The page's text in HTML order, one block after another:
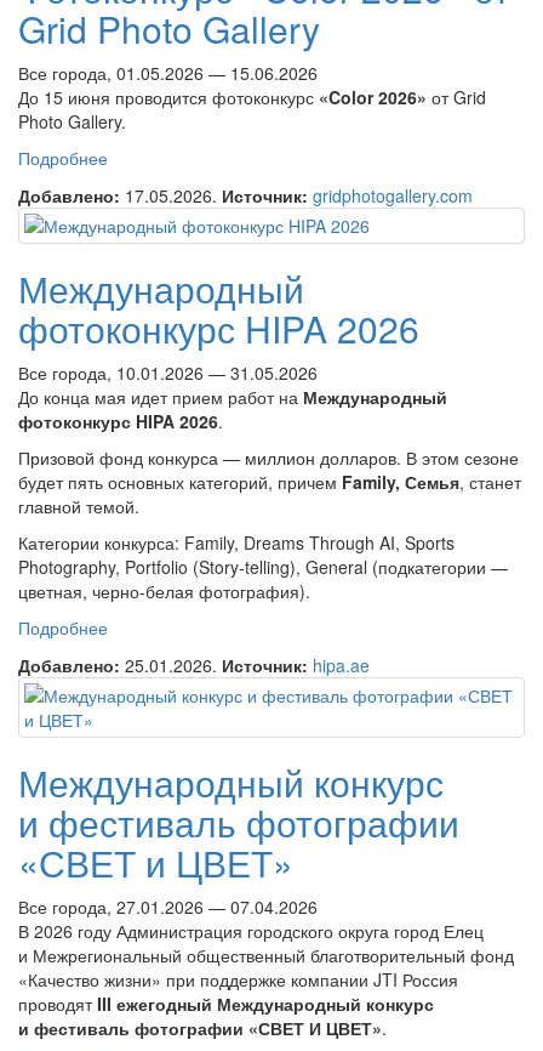
Grid Photo Gallery
Все города, 01.05.2026 — 15.06.2026
До 15 июня проводится фотоконкурс «Color 2026» от Grid
Photo Gallery.
Подробнее
Добавлено: 17.05.2026. Источник: gridphotogallery.com
Международный
фотоконкурс HIPA 2026
Все города, 10.01.2026 — 31.05.2026
До конца мая идет прием работ на Международный
фотоконкурс HIPA 2026.
Призовой фонд конкурса — миллион долларов. В этом сезоне
будет пять основных категорий, причем Family, Семья, станет
главной темой.
Категории конкурса: Family, Dreams Through AI, Sports
Photography, Portfolio (Story-telling), General (подкатегории —
цветная, черно-белая фотография).
Подробнее
Добавлено: 25.01.2026. Источник: hipa.ae
Международный конкурс
и фестиваль фотографии
«СВЕТ и ЦВЕТ»
Все города, 27.01.2026 — 07.04.2026
В 2026 году Администрация городского округа город Елец
и Межрегиональный общественный благотворительный фонд
«Качество жизни» при поддержке компании JTI Россия
проводятIII ежегодный Международный конкурс
и фестиваль фотографии «СВЕТ И ЦВЕТ».